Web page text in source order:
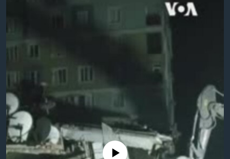
ကျော်
ကြည့်
ရန်
ရှာဖွေ
ရန်
နေရာ
Learning English
ဗွီအိုအေ လူမှုကွန်ယက်များ
ဘာသာစကားများ
No media source currently available